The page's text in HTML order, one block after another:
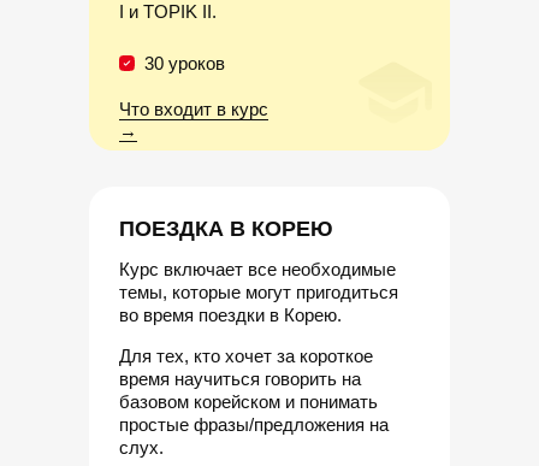
I и TOPIK II.
30 уроков
Что входит в курс
→
ПОЕЗДКА В КОРЕЮ
Курс включает все необходимые
темы, которые могут пригодиться
во время поездки в Корею.
Для тех, кто хочет за короткое
время научиться говорить на
базовом корейском и понимать
простые фразы/предложения на
слух.